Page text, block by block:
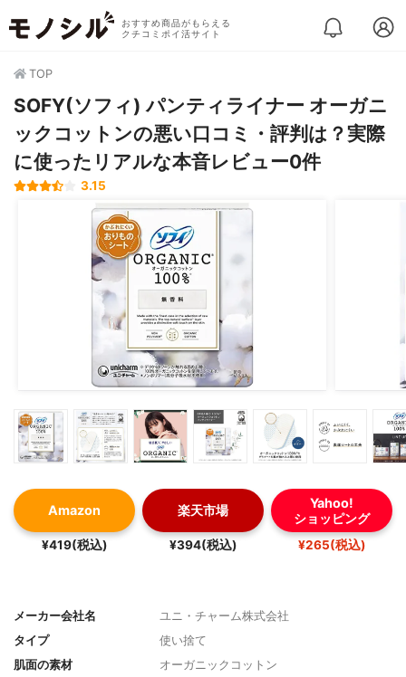
おすすめ商品がもらえる
クチコミポイ活サイト
TOP
SOFY(ソフィ) パンティライナー オーガニ
ックコットンの悪い口コミ・評判は？実際
に使ったリアルな本音レビュー0件
3.15
Amazon
¥419(税込)
楽天市場
¥394(税込)
Yahoo!
ショッピング
¥265(税込)
メーカー会社名
ユニ・チャーム株式会社
タイプ
使い捨て
肌面の素材
オーガニックコットン